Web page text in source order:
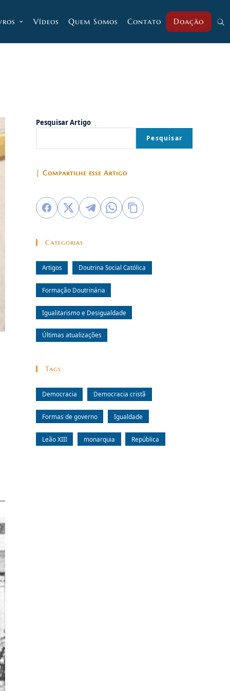
Vídeos Quem Somos Contato Doação
Pesquisar Artigo
Pesquisar
| Compartilhe esse Artigo
Categorias
Artigos Doutrina Social Católica
Formação Doutrinária
Igualitarismo e Desigualdade
Últimas atualizações
Tags
Democracia Democracia cristã
Formas de governo Igualdade
Leão XIII monarquia República